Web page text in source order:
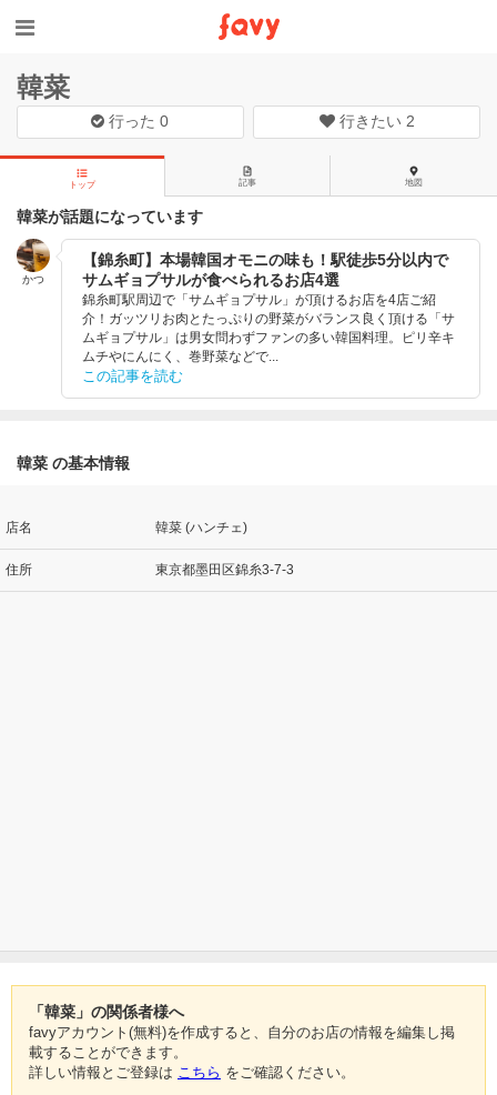
韓菜
行った0 行きたい 2
トップ 記事 地図
韓菜が話題になっています
かつ
【錦糸町】本場韓国オモニの味も！駅徒歩5分以内で
サムギョプサルが食べられるお店4選
錦糸町駅周辺で「サムギョプサル」が頂けるお店を4店ご紹
介！ガッツリお肉とたっぷりの野菜がバランス良く頂ける「サ
ムギョプサル」は男女問わずファンの多い韓国料理。ピリ辛キ
ムチやにんにく、巻野菜などで...
この記事を読む
韓菜 の基本情報
店名 韓菜 (ハンチェ)
住所 東京都墨田区錦糸3-7-3
「韓菜」の関係者様へ
favyアカウント(無料)を作成すると、自分のお店の情報を編集し掲
載することができます。
詳しい情報とご登録は こちら をご確認ください。